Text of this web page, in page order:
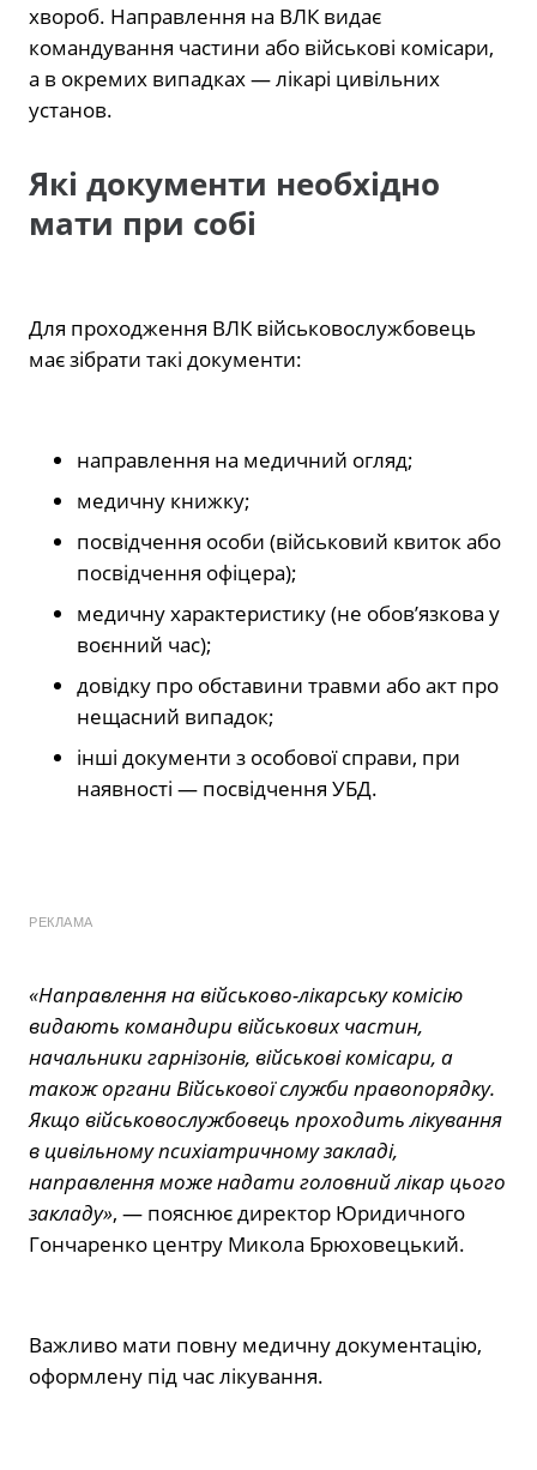
хвороб. Направлення на ВЛК видає
командування частини або військові комісари,
а в окремих випадках — лікарі цивільних
установ.
Які документи необхідно
мати при собі
Для проходження ВЛК військовослужбовець
має зібрати такі документи:
направлення на медичний огляд;
медичну книжку;
посвідчення особи (військовий квиток або
посвідчення офіцера);
медичну характеристику (не обов’язкова у
воєнний час);
довідку про обставини травми або акт про
нещасний випадок;
інші документи з особової справи, при
наявності — посвідчення УБД.
РЕКЛАМА
«Направлення на військово-лікарську комісію
видають командири військових частин,
начальники гарнізонів, військові комісари, а
також органи Військової служби правопорядку.
Якщо військовослужбовець проходить лікування
в цивільному психіатричному закладі,
направлення може надати головний лікар цього
закладу», — пояснює директор Юридичного
Гончаренко центру Микола Брюховецький.
Важливо мати повну медичну документацію,
оформлену під час лікування.